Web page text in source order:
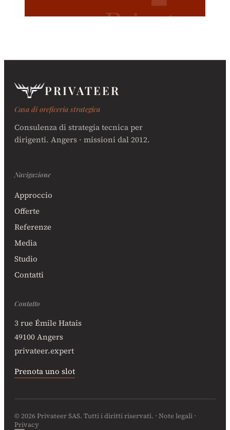
PRIVATEER
Casa di oreficeria strategica
Consulenza di strategia tecnica per
dirigenti. Angers · missioni dal 2012.
Navigazione
Approccio
Offerte
Referenze
Media
Studio
Contatti
Contatto
3 rue Émile Hatais
49100 Angers
privateer.expert
Prenota uno slot
© 2026 Privateer SAS. Tutti i diritti riservati. · Note legali ·
Privacy